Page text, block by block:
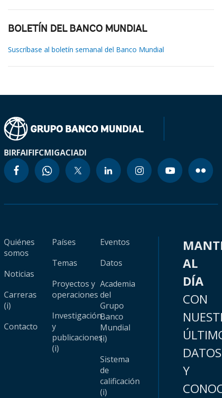
BOLETÍN DEL BANCO MUNDIAL
Suscríbase al boletín semanal del Banco Mundial
BIRFAIFIFCMIGACIADI
Quiénes
somos
Noticias
Carreras
(i)
Contacto
Países
Temas
Proyectos y
operaciones
Investigación
y
publicaciones
(i)
Eventos
Datos
Academia
del
Grupo
Banco
Mundial
(i)
Sistema
de
calificación
(i)
AL
DÍA
CON
DATOS
Y